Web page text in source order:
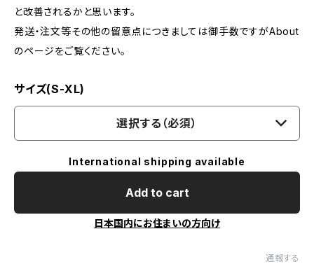
と改善されるかと思います。
発送・注文等その他の留意点につきましては御手数ですがAbout
のページをご覧ください。
サイズ(S-XL)
選択する（必須）
International shipping available
Add to cart
日本国内にお住まいの方向け
通報する